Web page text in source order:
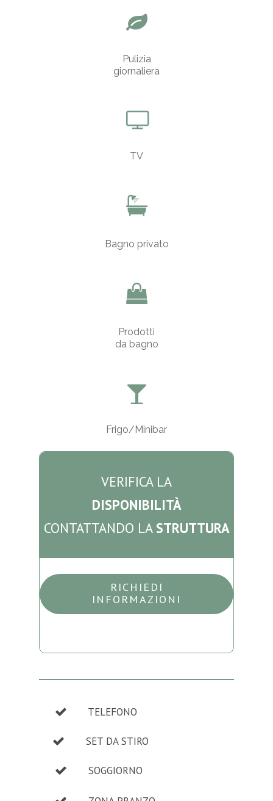
Pulizia
giornaliera
TV
Bagno privato
Prodotti
da bagno
Frigo/Minibar
VERIFICA LA
DISPONIBILITÀ
CONTATTANDO LA STRUTTURA
RICHIEDI
INFORMAZIONI
TELEFONO
SET DA STIRO
SOGGIORNO